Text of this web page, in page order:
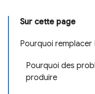
Sur cette page
Pourquoi remplacer
Pourquoi des
produire